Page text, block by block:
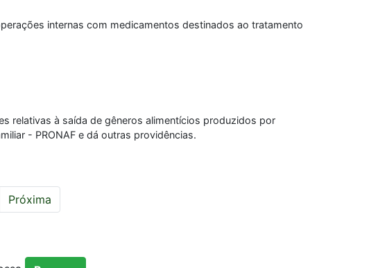
internas com medicamentos destinados ao tratamento
relativas à saída de gêneros alimentícios produzidos por
- PRONAF e dá outras providências.
Próxima